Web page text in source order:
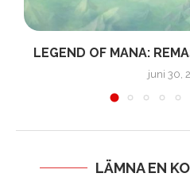
LEGEND OF MANA:
juni 30,
LÄMNA EN